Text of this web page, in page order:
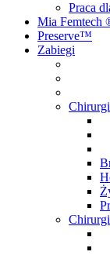
Praca
Mia Femtech
Preserve™
Zabiegi